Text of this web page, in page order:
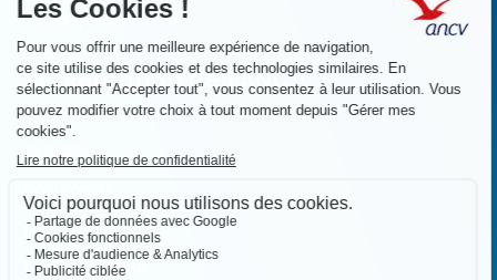
Nos produits
Les Chèques-Vacances
Présentation de l’ANCV
Nos valeurs
Actualités
FAQ
Contactez-nous